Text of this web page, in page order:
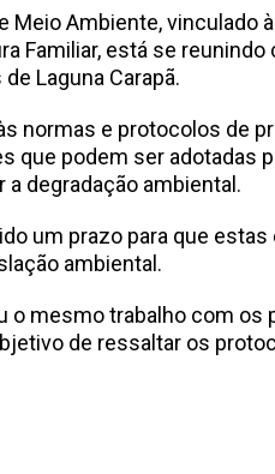
Meio Ambiente, vinculado
Familiar, está se
Laguna Carapã.
normas e protocolos de
que podem ser adotadas
degradação ambiental.
um prazo para que
ambiental.
o mesmo trabalho com os
de ressaltar os